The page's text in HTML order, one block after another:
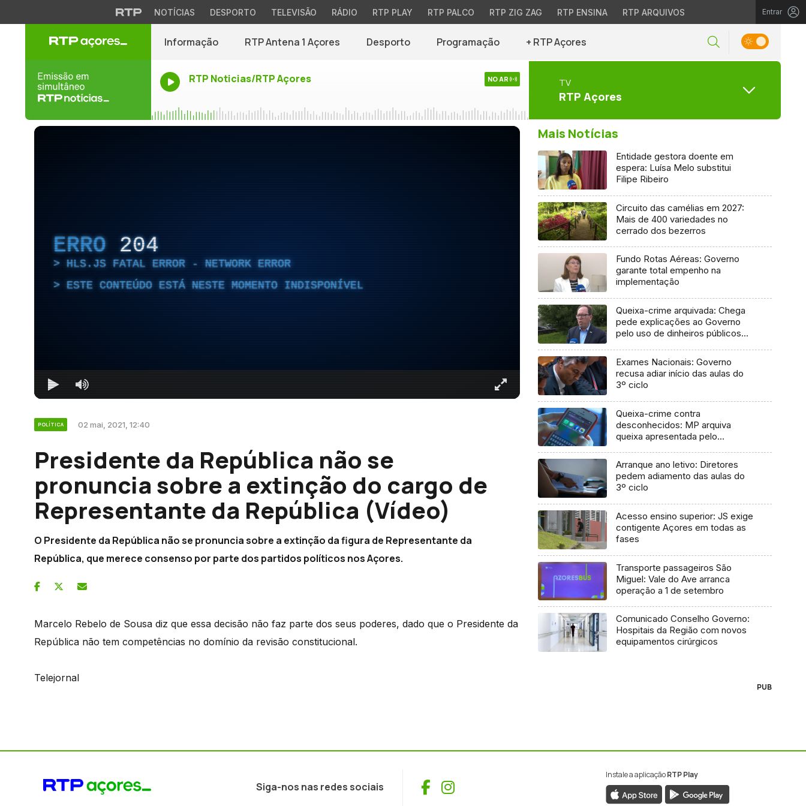
NOTÍCIAS DESPORTO TELEVISÃO RÁDIO RTP PLAY RTP PALCO RTP ZIG ZAG RTP ENSINA RTP ARQUIVOS Entrar
Informação RTP Antena 1 Açores Desporto Programação + RTP Açores
RTP Noticias/RTP Açores NO AR TV
RTP Açores
ERRO 204
HLS.JS FATAL ERROR - NETWORK ERROR
ESTE CONTEÚDO ESTÁ NESTE MOMENTO INDISPONÍVEL
POLÍTICA 02 mai, 2021, 12:40
Presidente da República não se
pronuncia sobre a extinção do cargo de
Representante da República (Vídeo)
O Presidente da República não se pronuncia sobre a extinção da figura de Representante da
República, que merece consenso por parte dos partidos políticos nos Açores.
Marcelo Rebelo de Sousa diz que essa decisão não faz parte dos seus poderes, dado que o Presidente da
República não tem competências no domínio da revisão constitucional.
Telejornal
Mais Notícias
Entidade gestora doente em
espera: Luísa Melo substitui
Filipe Ribeiro
Circuito das camélias em 2027:
Mais de 400 variedades no
cerrado dos bezerros
Fundo Rotas Aéreas: Governo
garante total empenho na
implementação
Queixa-crime arquivada: Chega
pede explicações ao Governo
pelo uso de dinheiros públicos
Exames Nacionais: Governo
recusa adiar início das aulas do
3º ciclo
Queixa-crime contra
desconhecidos: MP arquiva
queixa apresentada pelo
Arranque ano letivo: Diretores
pedem adiamento das aulas do
3º ciclo
Acesso ensino superior: JS exige
contigente Açores em todas as
fases
Transporte passageiros São
Miguel: Vale do Ave arranca
operação a 1 de setembro
Comunicado Conselho Governo:
Hospitais da Região com novos
equipamentos cirúrgicos
PUB
Siga-nos nas redes sociais Facebook
Instagram
Instale a aplicaçãoRTP Play